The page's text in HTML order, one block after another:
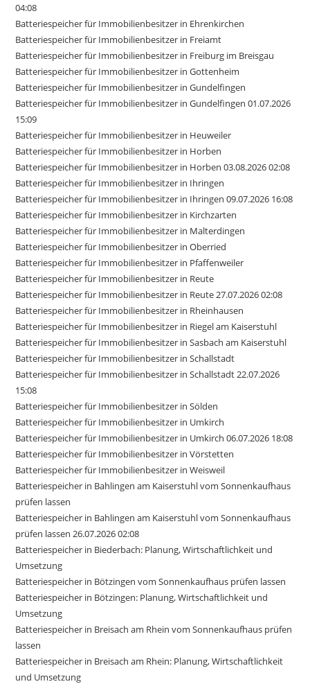
04:08
Batteriespeicher für Immobilienbesitzer in Ehrenkirchen
Batteriespeicher für Immobilienbesitzer in Freiamt
Batteriespeicher für Immobilienbesitzer in Freiburg im Breisgau
Batteriespeicher für Immobilienbesitzer in Gottenheim
Batteriespeicher für Immobilienbesitzer in Gundelfingen
Batteriespeicher für Immobilienbesitzer in Gundelfingen 01.07.2026
15:09
Batteriespeicher für Immobilienbesitzer in Heuweiler
Batteriespeicher für Immobilienbesitzer in Horben
Batteriespeicher für Immobilienbesitzer in Horben 03.08.2026 02:08
Batteriespeicher für Immobilienbesitzer in Ihringen
Batteriespeicher für Immobilienbesitzer in Ihringen 09.07.2026 16:08
Batteriespeicher für Immobilienbesitzer in Kirchzarten
Batteriespeicher für Immobilienbesitzer in Malterdingen
Batteriespeicher für Immobilienbesitzer in Oberried
Batteriespeicher für Immobilienbesitzer in Pfaffenweiler
Batteriespeicher für Immobilienbesitzer in Reute
Batteriespeicher für Immobilienbesitzer in Reute 27.07.2026 02:08
Batteriespeicher für Immobilienbesitzer in Rheinhausen
Batteriespeicher für Immobilienbesitzer in Riegel am Kaiserstuhl
Batteriespeicher für Immobilienbesitzer in Sasbach am Kaiserstuhl
Batteriespeicher für Immobilienbesitzer in Schallstadt
Batteriespeicher für Immobilienbesitzer in Schallstadt 22.07.2026
15:08
Batteriespeicher für Immobilienbesitzer in Sölden
Batteriespeicher für Immobilienbesitzer in Umkirch
Batteriespeicher für Immobilienbesitzer in Umkirch 06.07.2026 18:08
Batteriespeicher für Immobilienbesitzer in Vörstetten
Batteriespeicher für Immobilienbesitzer in Weisweil
Batteriespeicher in Bahlingen am Kaiserstuhl vom Sonnenkaufhaus
prüfen lassen
Batteriespeicher in Bahlingen am Kaiserstuhl vom Sonnenkaufhaus
prüfen lassen 26.07.2026 02:08
Batteriespeicher in Biederbach: Planung, Wirtschaftlichkeit und
Umsetzung
Batteriespeicher in Bötzingen vom Sonnenkaufhaus prüfen lassen
Batteriespeicher in Bötzingen: Planung, Wirtschaftlichkeit und
Umsetzung
Batteriespeicher in Breisach am Rhein vom Sonnenkaufhaus prüfen
lassen
Batteriespeicher in Breisach am Rhein: Planung, Wirtschaftlichkeit
und Umsetzung